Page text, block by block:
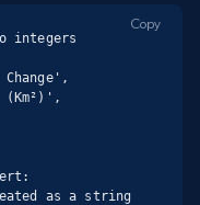
integers
(Km²)',
Copy